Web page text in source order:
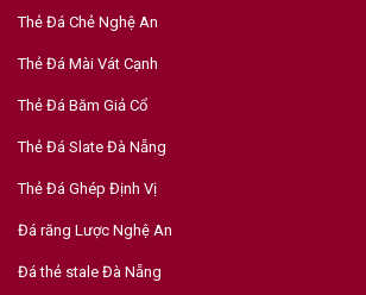
Thẻ Đá Chẻ Nghệ An
Thẻ Đá Mài Vát Cạnh
Thẻ Đá Băm Giả Cổ
Thẻ Đá Slate Đà Nẵng
Thẻ Đá Ghép Định Vị
Đá răng Lược Nghệ An
Đá thẻ stale Đà Nẵng